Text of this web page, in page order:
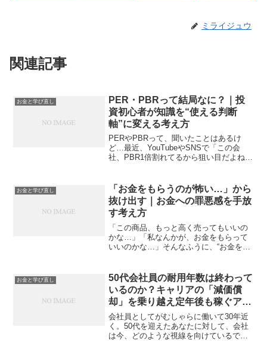
ミライジュウ
関連記事
お金と学び直し
PER・PBRって結局なに？｜投
資初心者が知識を“使える判断
軸”に変える考え方
PERやPBRって、聞いたことはあるけ
ど…最近、YouTubeやSNSで「この会
社、PBR1倍割れてるから狙い目だよね」
いった実業家たちがよく使う用語、
PER・PBR・...
お金と学び直し
「お金をもらうのが怖い…」から
抜け出す｜お金への罪悪感を手放
す考え方
「この商品、もっと高く売ってもいいの
かな…」「私なんかが、お金をもらって
いいのかな…」そんなふうに、“お金を受
ルを商品にできる時代です。SNSやブロ
グで価値を発信し、...
お金と学び直し
50代会社員の耐用年数は終わって
いるのか？キャリアの「減価償
却」を乗り越え定年後も稼ぐアジ
ャスト戦略
会社員としてがむしゃらに働いて30年近
く。50代を迎えたあなたに対して、会社
は今、どのような視線を向けているでし